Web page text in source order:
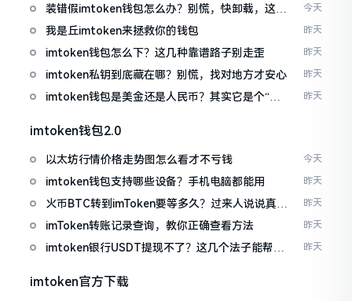
装错假imtoken钱包怎么办？别慌，快卸载，这几
招能救急
今天
我是丘imtoken来拯救你的钱包 昨天
imtoken钱包怎么下？这几种靠谱路子别走歪 昨天
imtoken私钥到底藏在哪？别慌，找对地方才安心 昨天
imtoken钱包是美金还是人民币？其实它是个“多
昨天
imtoken钱包2.0
以太坊行情价格走势图怎么看才不亏钱 今天
imtoken钱包支持哪些设备？手机电脑都能用 昨天
火币BTC转到imToken要等多久？过来人说说真实
情况
昨天
imToken转账记录查询，教你正确查看方法 昨天
imtoken银行USDT提现不了？这几个法子能帮你
昨天
imtoken官方下载